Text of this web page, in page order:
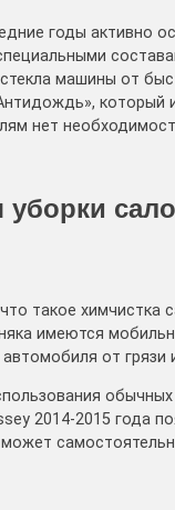
годы активно
машины от
который
нет
такое химчистка
имеются
от грязи
2014-2015 года